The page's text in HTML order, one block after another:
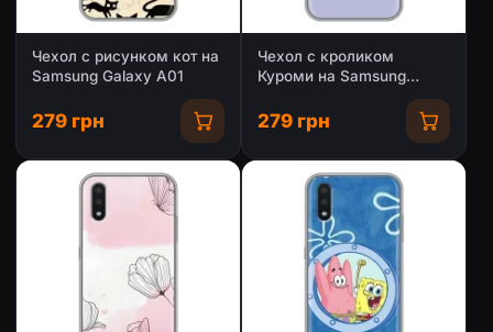
Чехол с рисунком кот на
Samsung Galaxy A01
279 грн
Чехол с кроликом
Куроми на Samsung
279 грн